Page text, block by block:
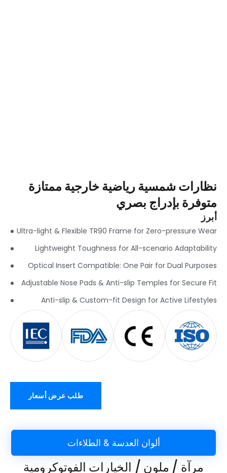
نظارات شمسية رياضية خارجية ممتازة
متوفرة بإدراج بصري
أبرز
Ultra-light & Flexible TR90 Frame for Zero-pressure Wear
Lightweight Toughness for All-scenario Adaptability
Optical Insert Compatible: One Pair for Dual Purposes
Adjustable Nose Pads & Anti-slip Temples for Secure Fit
Anti-slip & Custom-fit Design for Active Lifestyles
طلب عرض أسعار
ألوان العدسة & الطلاءات
مرآة / ملون / الخيارات الفوتوكرومية